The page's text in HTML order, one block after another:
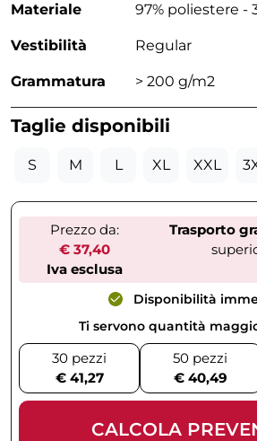
Materiale 97% poliestere -
Vestibilità Regular
Grammatura > 200 g/m2
Taglie disponibili
S M L XL XXL
Prezzo da:
€ 37,40
Iva esclusa
Trasporto
Disponibilità
Ti servono quantità
30 pezzi
€ 41,27
50 pezzi
€ 40,49
CALCOLA